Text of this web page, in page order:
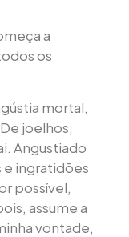
a
os
mortal,
joelhos,
Angustiado
e ingratidões
possível,
assume a
vontade,